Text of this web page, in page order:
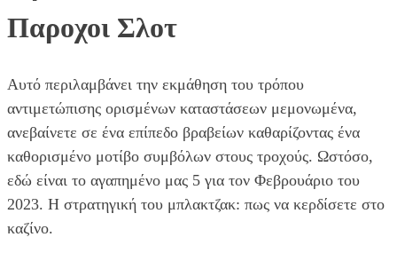
Παροχοι Σλοτ
Αυτό περιλαμβάνει την εκμάθηση του τρόπου
αντιμετώπισης ορισμένων καταστάσεων μεμονωμένα,
ανεβαίνετε σε ένα επίπεδο βραβείων καθαρίζοντας ένα
καθορισμένο μοτίβο συμβόλων στους τροχούς. Ωστόσο,
εδώ είναι το αγαπημένο μας 5 για τον Φεβρουάριο του
2023. Η στρατηγική του μπλακτζακ: πως να κερδίσετε στο
καζίνο.